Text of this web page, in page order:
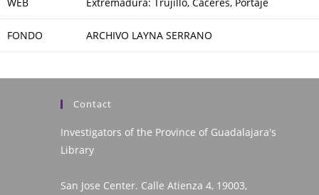
FONDO ARCHIVO LAYNA SERRANO
Contact
Investigators of the Province of Guadalajara's
Library
San Jose Center. Calle Atienza 4, 19003,